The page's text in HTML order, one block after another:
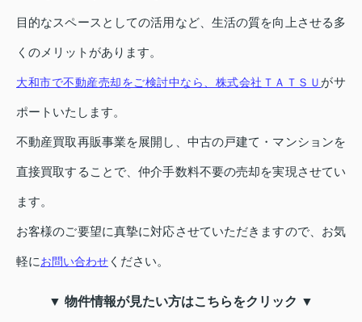
目的なスペースとしての活用など、生活の質を向上させる多
くのメリットがあります。
大和市で不動産売却をご検討中なら、株式会社ＴＡＴＳＵ がサ
ポートいたします。
不動産買取再販事業を展開し、中古の戸建て・マンションを
直接買取することで、仲介手数料不要の売却を実現させてい
ます。
お客様のご要望に真摯に対応させていただきますので、お気
軽にお問い合わせ ください。
▼ 物件情報が見たい方はこちらをクリック ▼